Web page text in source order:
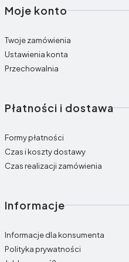
Moje konto
Twoje zamówienia
Ustawienia konta
Przechowalnia
Płatności i dostawa
Formy płatności
Czas i koszty dostawy
Czas realizacji zamówienia
Informacje
Informacje dla konsumenta
Polityka prywatności